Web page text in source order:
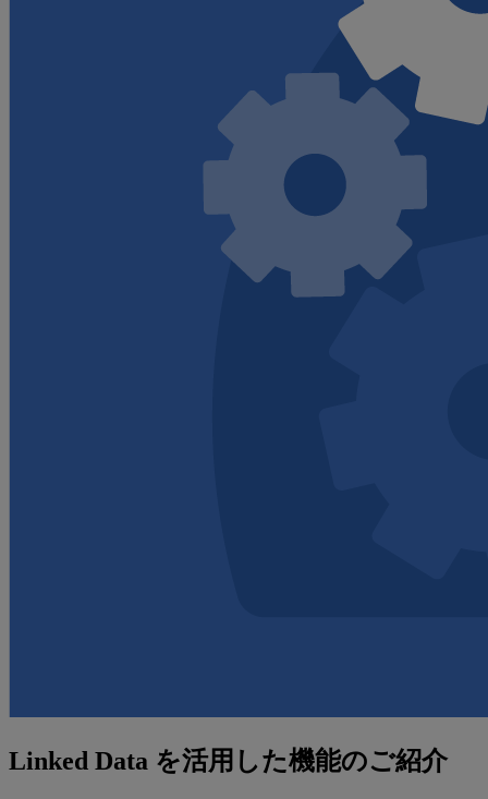
Linked Data を活用した機能のご紹介